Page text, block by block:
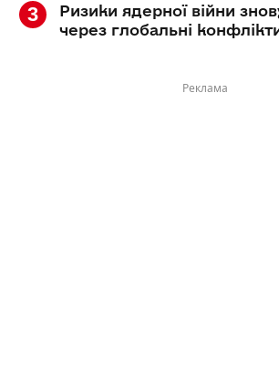
Ризики ядерної війни
через глобальні
Реклама